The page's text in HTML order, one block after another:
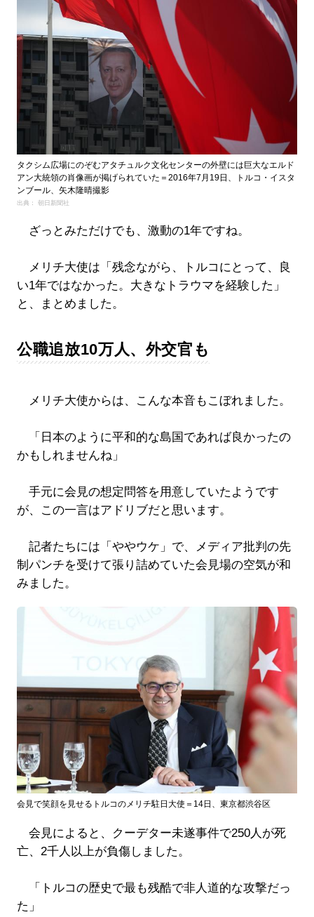
タクシム広場にのぞむアタチュルク文化センターの外壁には巨大なエルド
アン大統領の肖像画が掲げられていた＝2016年7月19日、トルコ・イスタ
ンブール、矢木隆晴撮影
出典： 朝日新聞社
ざっとみただけでも、激動の1年ですね。
メリチ大使は「残念ながら、トルコにとって、良
い1年ではなかった。大きなトラウマを経験した」
と、まとめました。
公職追放10万人、外交官も
メリチ大使からは、こんな本音もこぼれました。
「日本のように平和的な島国であれば良かったの
かもしれませんね」
手元に会見の想定問答を用意していたようです
が、この一言はアドリブだと思います。
記者たちには「ややウケ」で、メディア批判の先
制パンチを受けて張り詰めていた会見場の空気が和
みました。
会見で笑顔を見せるトルコのメリチ駐日大使＝14日、東京都渋谷区
会見によると、クーデター未遂事件で250人が死
亡、2千人以上が負傷しました。
「トルコの歴史で最も残酷で非人道的な攻撃だっ
た」